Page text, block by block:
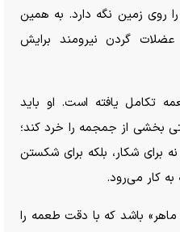
روی زمین نگه دارد. به همین
گردن نیرومند برایش
تکامل یافته است. او باید
بخشی از جمجمه را خرد کند؛
نه برای شکار، بلکه برای شکستن
کار می‌رود.
ماهر» باشد که با دقت طعمه را